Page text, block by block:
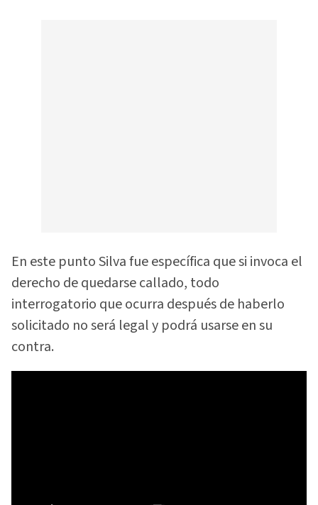
En este punto Silva fue específica que si invoca el
derecho de quedarse callado, todo
interrogatorio que ocurra después de haberlo
solicitado no será legal y podrá usarse en su
contra.